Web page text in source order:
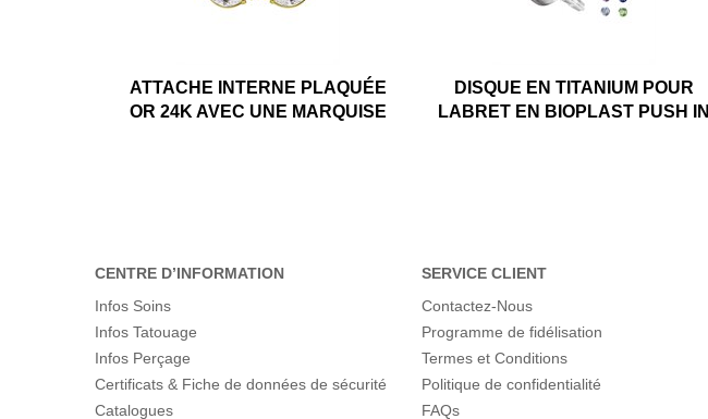
ATTACHE INTERNE PLAQUÉE
OR 24K AVEC UNE MARQUISE
DISQUE EN TITANIUM POUR
LABRET EN BIOPLAST PUSH IN
CENTRE D’INFORMATION
Infos Soins
Infos Tatouage
Infos Perçage
Certificats & Fiche de données de sécurité
Catalogues
SERVICE CLIENT
Contactez-Nous
Programme de fidélisation
Termes et Conditions
Politique de confidentialité
FAQs